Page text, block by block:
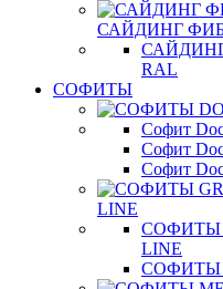
САЙДИНГ
RAL
СОФИТЫ
Софит
Софит
Софит
LINE
СОФИТЫ
LINE
СОФИТЫ